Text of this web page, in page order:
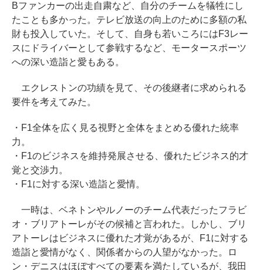
Bファンカーの出走自粛など、自分のチームを犠牲にし
たことも多かった。テレビ放送の向上のために多額の私
財も投入していた。そして、自身も若いころにはF3レー
スにドライバーとして参戦するなど、モータースポーツ
への深い造詣と愛もある。
エクレストンの功績を見て、その後継者に求められる
要件を考えてみた。
・F1全体を広く見る視野と全体をまとめる優れた統率
力。
・F1のビジネスを維持発展させる、優れたビジネス的才
覚と交渉力。
・F1に対する深い造詣と愛情。
一時は、ベネトンやルノーのチーム代表だったフラビ
オ・ブリアトーレがその候補と言われた。しかし、ブリ
アトーレはビジネスに優れた才覚があるが、F1に対する
造詣と愛情がなく、関係者からの人望がなかった。ロ
ン・デニスはほぼすべての要素を満たしているが、我田